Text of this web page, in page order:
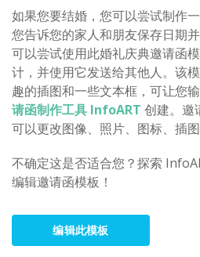
如果您要结婚，您可以尝试制作
您告诉您的家人和朋友保存日期
可以尝试使用此婚礼庆典邀请函
计，并使用它发送给其他人。该
趣的插图和一些文本框，可让您
请函制作工具 InfoART 创建。邀
可以更改图像、照片、图标、插
不确定这是否适合您？探索
编辑邀请函模板！
编辑此模板